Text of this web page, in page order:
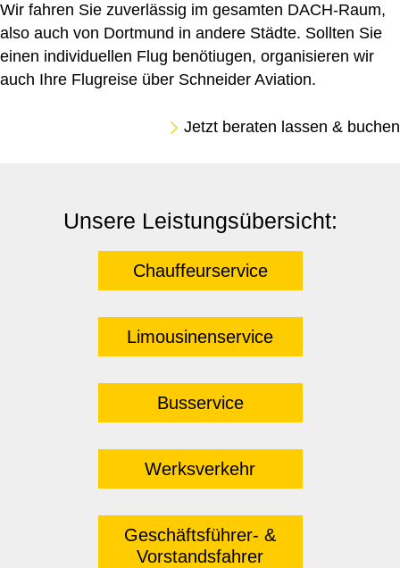
Wir fahren Sie zuverlässig im gesamten DACH-Raum,
also auch von Dortmund in andere Städte. Sollten Sie
einen individuellen Flug benötiugen, organisieren wir
auch Ihre Flugreise über Schneider Aviation.
Jetzt beraten lassen & buchen
Unsere Leistungsübersicht:
Chauffeurservice
Limousinenservice
Busservice
Werksverkehr
Geschäftsführer- &
Vorstandsfahrer